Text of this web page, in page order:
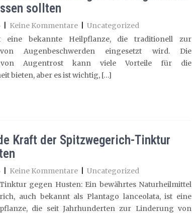
sollten
Keine Kommentare
Uncategorized
eine bekannte Heilpflanze, die traditionell zur
Augenbeschwerden eingesetzt wird. Die
von Augentrost kann viele Vorteile für die
bieten, aber es ist wichtig, […]
Kraft der Spitzwegerich-Tinktur
Keine Kommentare
Uncategorized
gegen Husten: Ein bewährtes Naturheilmittel
auch bekannt als Plantago lanceolata, ist eine
die seit Jahrhunderten zur Linderung von